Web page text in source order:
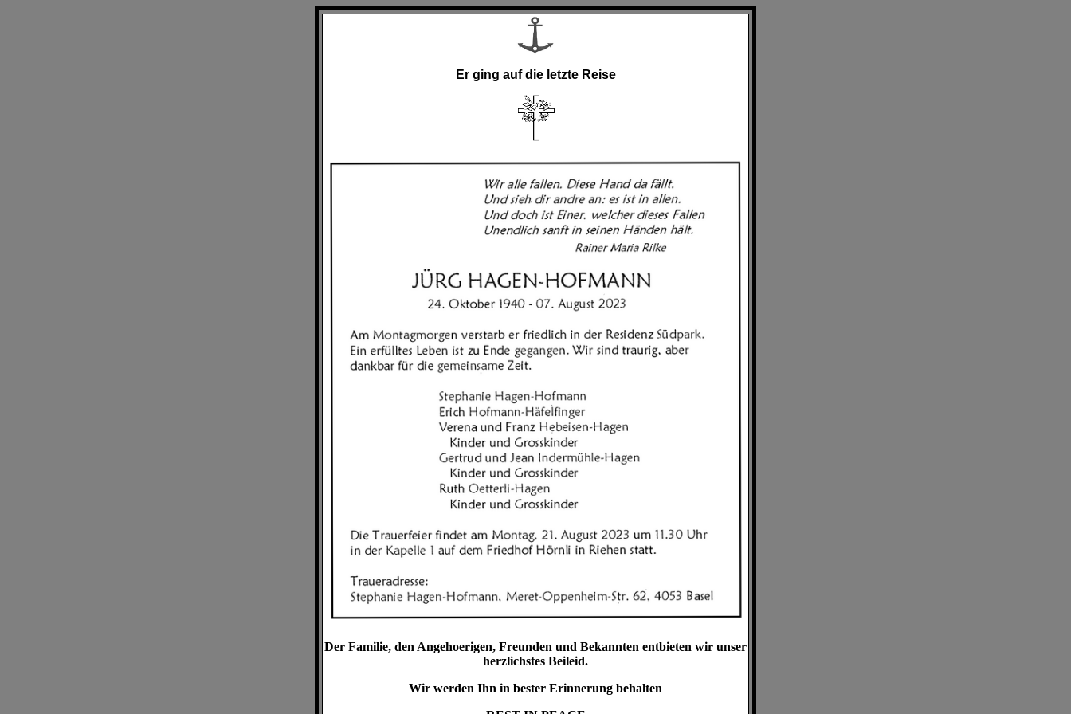
Er ging auf die letzte Reise
Der Familie, den Angehoerigen, Freunden und Bekannten entbieten wir unser
herzlichstes Beileid.
Wir werden Ihn in bester Erinnerung behalten